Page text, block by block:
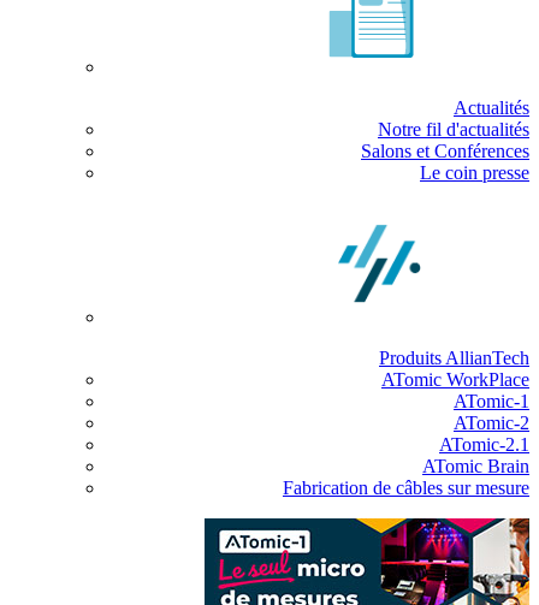
Actualités
Notre fil d'actualités
Salons et Conférences
Le coin presse
Produits AllianTech
ATomic WorkPlace
ATomic-1
ATomic-2
ATomic-2.1
ATomic Brain
Fabrication de câbles sur mesure